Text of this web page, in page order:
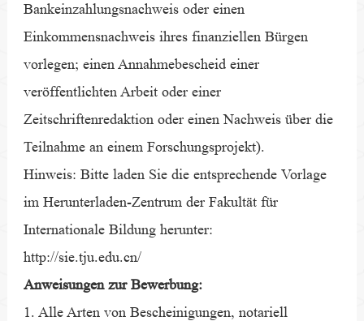
Bankeinzahlungsnachweis oder einen
Einkommensnachweis ihres finanziellen Bürgen
vorlegen; einen Annahmebescheid einer
veröffentlichten Arbeit oder einer
Zeitschriftenredaktion oder einen Nachweis über die
Teilnahme an einem Forschungsprojekt).
Hinweis: Bitte laden Sie die entsprechende Vorlage
im Herunterladen-Zentrum der Fakultät für
Internationale Bildung herunter:
http://sie.tju.edu.cn/
Anweisungen zur Bewerbung:
1. Alle Arten von Bescheinigungen, notariell